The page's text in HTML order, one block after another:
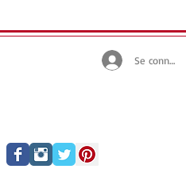
Se connecter